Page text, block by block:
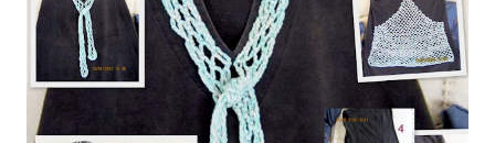
linha em um fio maior. E não é que deu certo? Como
lagartas se metamorfoseando em belas borboletas, vi que
dos restos de fios, cordões e linhas apareceu um